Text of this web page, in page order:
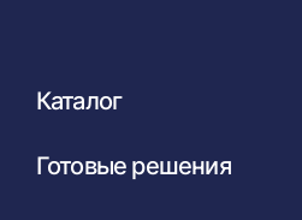
Каталог
Готовые решения